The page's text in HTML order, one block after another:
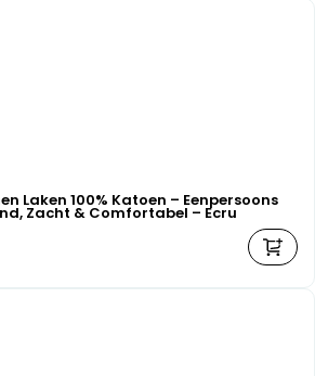
Laken 100% Katoen – Eenpersoons
Zacht & Comfortabel – Ecru